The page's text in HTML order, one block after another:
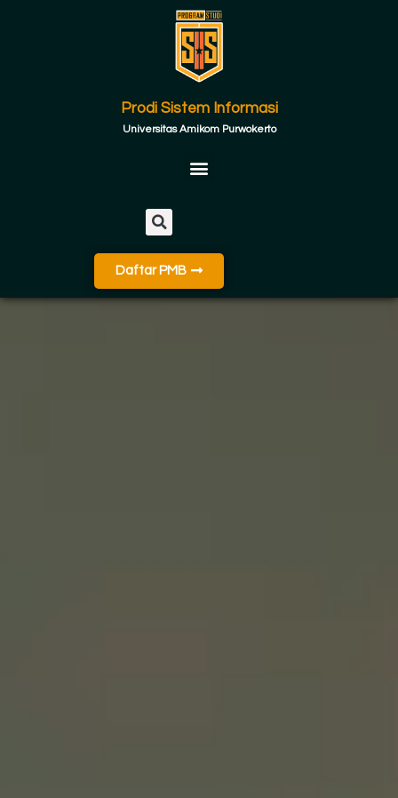
Prodi Sistem Informasi
Universitas Amikom Purwokerto
Daftar PMB